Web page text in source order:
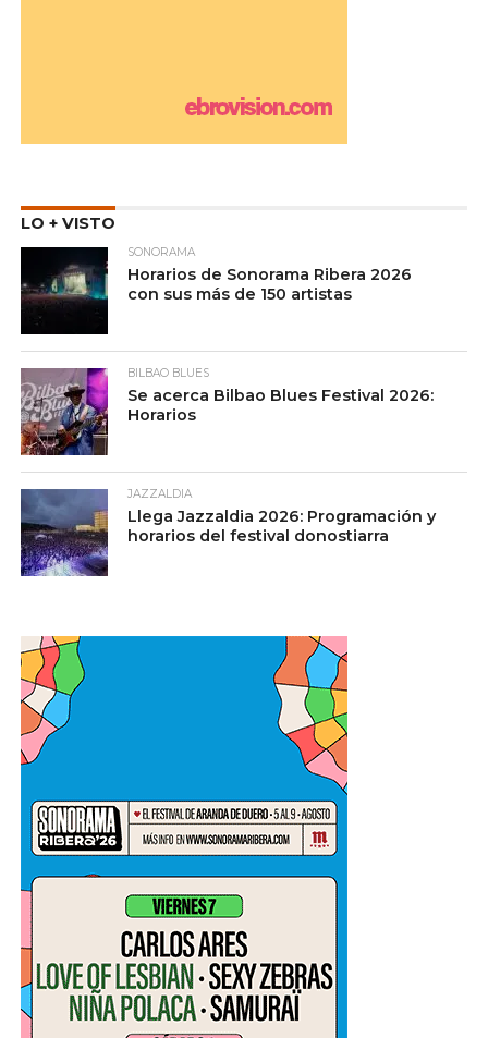
LO + VISTO
SONORAMA
Horarios de Sonorama Ribera 2026
con sus más de 150 artistas
BILBAO BLUES
Se acerca Bilbao Blues Festival 2026:
Horarios
JAZZALDIA
Llega Jazzaldia 2026: Programación y
horarios del festival donostiarra